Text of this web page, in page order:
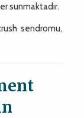
sunmaktadır.
sendromu,